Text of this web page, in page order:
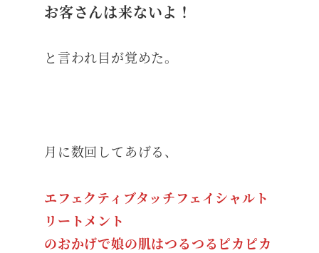
お客さんは来ないよ！
と言われ目が覚めた。
月に数回してあげる、
エフェクティブタッチフェイシャルト
リートメント
のおかげで娘の肌はつるつるピカピカ